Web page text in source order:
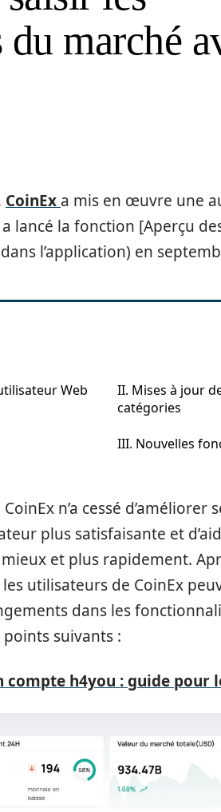
marché
CoinEx a mis en œuvre une
lancé la fonction [Aperçu
l’application) en
Web
II. Mises à jour
catégories
III. Nouvelles
n’a cessé
plus satisfaisante et
et plus rapidement.
les utilisateurs de CoinEx
dans les
suivants :
compte h4you : guide pour